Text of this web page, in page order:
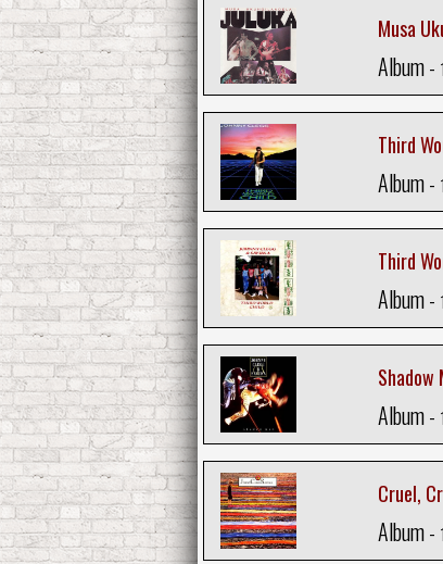
Musa
Album -
Third
Album -
Third
Album -
Shadow
Album -
Cruel,
Album -